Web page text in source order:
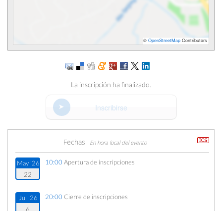
© OpenStreetMap Contributors
La inscripción ha finalizado.
Inscribirse
Fechas En hora local del evento
May '26
22
10:00 Apertura de inscripciones
Jul '26
6
20:00 Cierre de inscripciones